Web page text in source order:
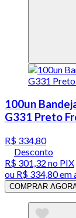
100un
G331 Preto
R$ 334,80
Desconto
R$ 301,32 no PIX
ou R$ 334,80em
COMPRAR